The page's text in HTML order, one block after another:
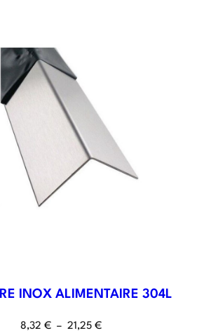
INOX ALIMENTAIRE 304L
8,32 € – 21,25 €